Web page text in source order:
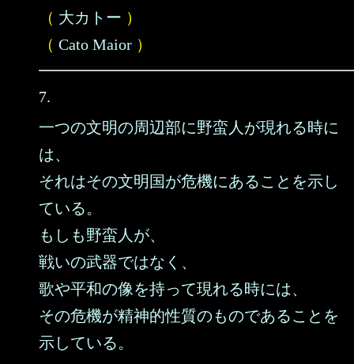
（ 大カトー ）
（ Cato Maior ）
7.
一つの文明の周辺部に野蛮人が現れる時に
は、
それはその文明国が危機にあることを示し
ている。
もしも野蛮人が、
戦いの武器ではなく、
歌や平和の像を持って現れる時には、
その危機が精神的性質のものであることを
示している。